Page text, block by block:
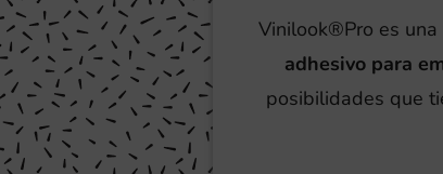
Vinilook®Pro es
adhesivo para
posibilidades que